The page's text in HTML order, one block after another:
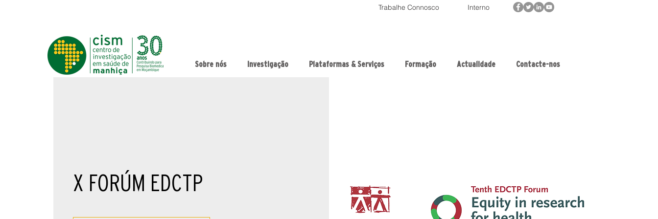
Trabalhe Connosco Interno
Sobre nós Investigação Plataformas & Serviços Formação Actualidade Contacte-nos
X FORÚM EDCTP